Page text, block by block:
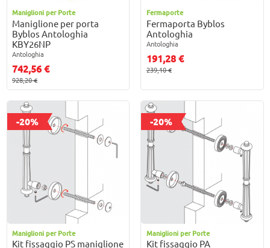
Maniglioni per Porte
Maniglione per porta
Byblos Antologhia
KBY26NP
Antologhia
742,56 €
928,20 €
Fermaporte
Fermaporta Byblos
Antologhia
Antologhia
191,28 €
239,10 €
-20%
Maniglioni per Porte
Kit fissaggio PS maniglione
-20%
Maniglioni per Porte
Kit fissaggio PA